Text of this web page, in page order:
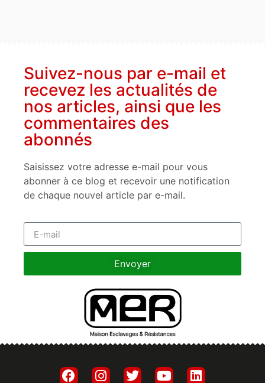
Suivez-nous par e-mail et
recevez les actualités de
nos articles, ainsi que les
commentaires des
abonnés
Saisissez votre adresse e-mail pour vous
abonner à ce blog et recevoir une notification
de chaque nouvel article par e-mail.
Envoyer